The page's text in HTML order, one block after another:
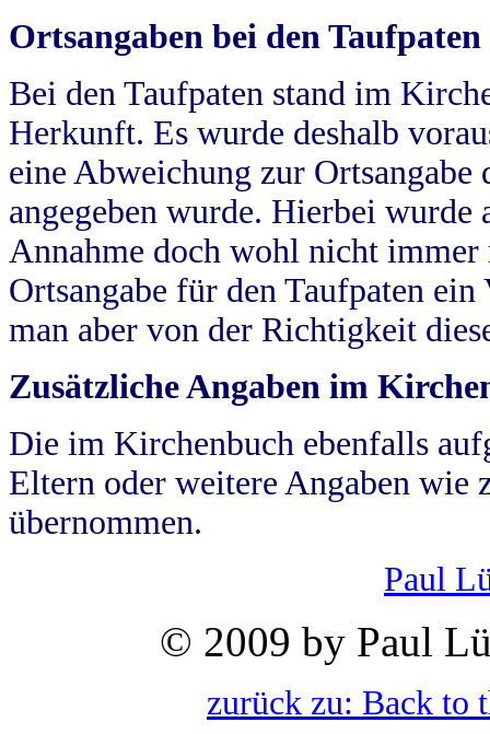
Ortsangaben bei den Taufpaten
Bei den Taufpaten stand im
Herkunft. Es wurde deshalb
eine Abweichung zur
angegeben wurde. Hierbei wurde
Annahme doch wohl nicht
Ortsangabe für den Taufpaten
man aber von der Richtigkeit
Zusätzliche Angaben im
Die im Kirchenbuch ebenfalls
Eltern oder weitere Angaben wie
übernommen.
Paul
© 2009 by Paul
zurück zu: Back to